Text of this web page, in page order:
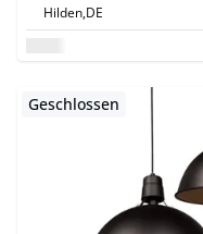
Hilden,DE
Geschlossen